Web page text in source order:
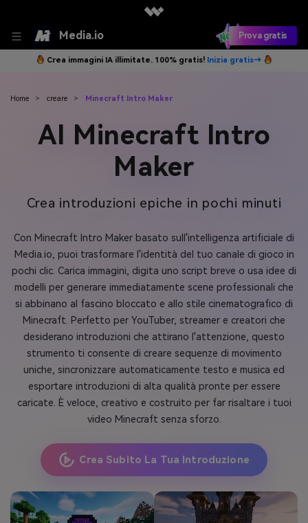
Media.io Prova gratis
Crea immagini IA illimitate. 100% gratis! Inizia gratis→
Home > creare > Minecraft Intro Maker
AI Minecraft Intro
Maker
Crea introduzioni epiche in pochi minuti
Con Minecraft Intro Maker basato sull'intelligenza artificiale di
Media.io, puoi trasformare l'identità del tuo canale di gioco in
pochi clic. Carica immagini, digita uno script breve o usa idee di
modelli per generare immediatamente scene professionali che
si abbinano al fascino bloccato e allo stile cinematografico di
Minecraft. Perfetto per YouTuber, streamer e creatori che
desiderano introduzioni che attirano l'attenzione, questo
strumento ti consente di creare sequenze di movimento
uniche, sincronizzare automaticamente testo e musica ed
esportare introduzioni di alta qualità pronte per essere
caricate. È veloce, creativo e costruito per far risaltare i tuoi
video Minecraft senza sforzo.
Crea Subito La Tua Introduzione